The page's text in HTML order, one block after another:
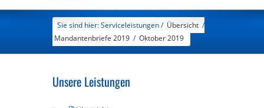
Sie sind hier: Serviceleistungen / Übersicht /
Mandantenbriefe 2019 / Oktober 2019
Unsere Leistungen